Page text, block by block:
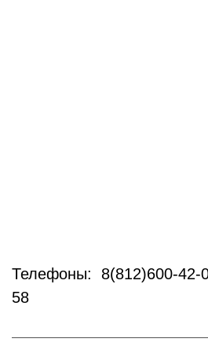
Телефоны: 8(812)600-42-
58